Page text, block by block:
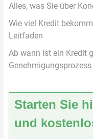
Alles, was Sie über
Wie viel Kredit
Leitfaden
Ab wann ist ein Kredit
Genehmigungsprozess
Starten Sie
und